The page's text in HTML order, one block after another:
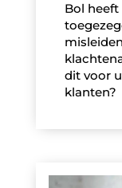
Bol heeft
dit voor
klanten?